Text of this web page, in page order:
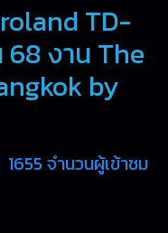
TD-
68 งาน The
by
1655 จำนวนผู้เข้าชม